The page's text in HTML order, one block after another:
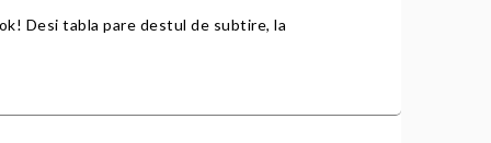
Desi tabla pare destul de subtire, la